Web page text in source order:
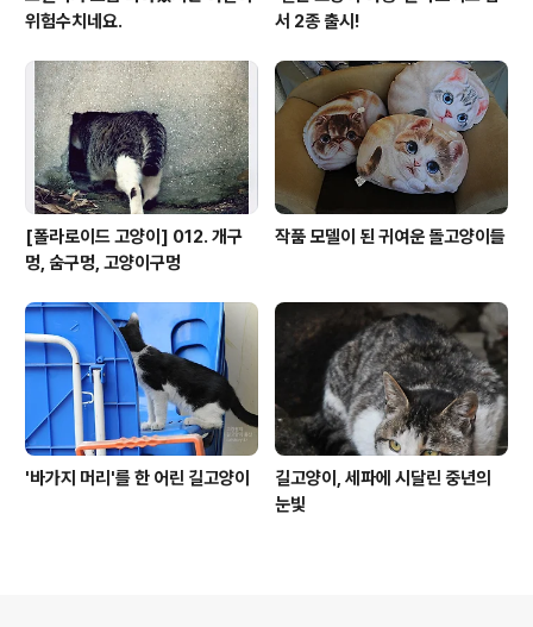
위험수치네요.
서 2종 출시!
[폴라로이드 고양이] 012. 개구
멍, 숨구멍, 고양이구멍
작품 모델이 된 귀여운 돌고양이들
'바가지 머리'를 한 어린 길고양이
길고양이, 세파에 시달린 중년의
눈빛